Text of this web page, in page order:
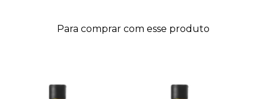
Para comprar com esse produto